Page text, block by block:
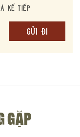
VÀ RED WINE
kế tiếp
GẶP